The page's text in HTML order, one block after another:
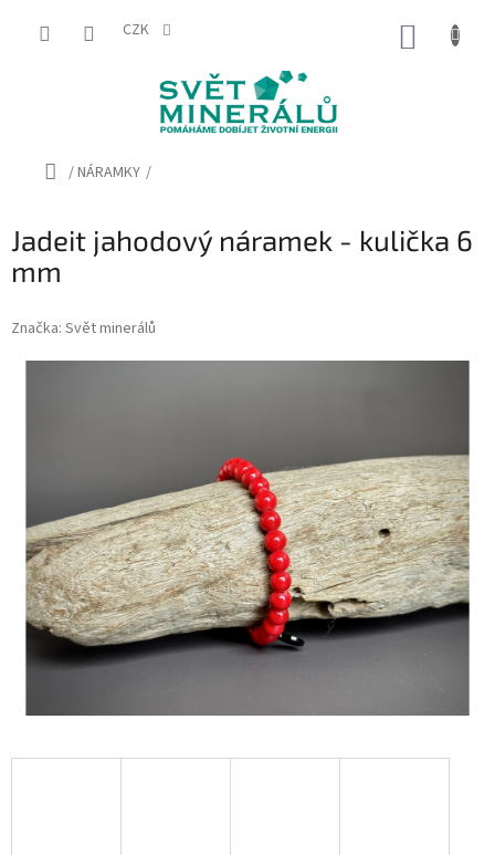
CZK
Domů
/NÁRAMKY /
Jadeit jahodový náramek - kulička 6
mm
Značka: Svět minerálů